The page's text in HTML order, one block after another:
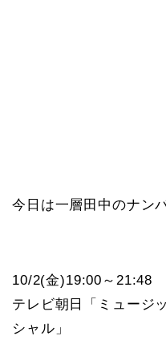
今日は一層田中のナン
10/2(金)19:00～21:48
テレビ朝日「ミュージ
シャル」